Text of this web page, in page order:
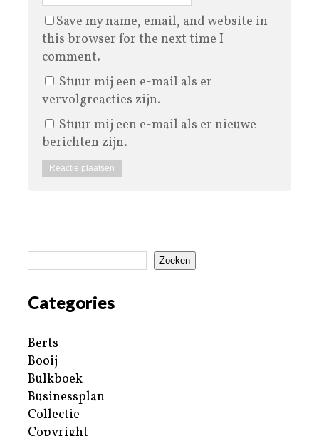
Save my name, email, and website in
this browser for the next time I
comment.
Stuur mij een e-mail als er
vervolgreacties zijn.
Stuur mij een e-mail als er nieuwe
berichten zijn.
Zoeken
Categories
Berts
Booij
Bulkboek
Businessplan
Collectie